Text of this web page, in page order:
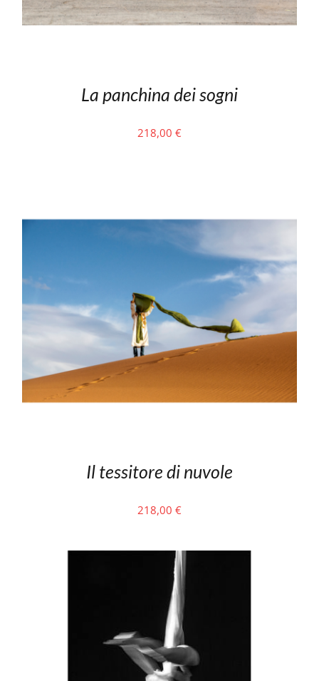
La panchina dei sogni
218,00 €
Il tessitore di nuvole
218,00 €